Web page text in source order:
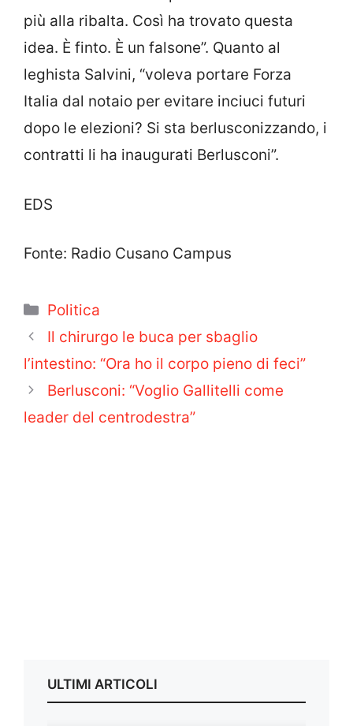
più alla ribalta. Così ha trovato questa
idea. È finto. È un falsone”. Quanto al
leghista Salvini, “voleva portare Forza
Italia dal notaio per evitare inciuci futuri
dopo le elezioni? Si sta berlusconizzando, i
contratti li ha inaugurati Berlusconi”.
EDS
Fonte: Radio Cusano Campus
Categorie
Politica
Il chirurgo le buca per sbaglio
l’intestino: “Ora ho il corpo pieno di feci”
Berlusconi: “Voglio Gallitelli come
leader del centrodestra”
ULTIMI ARTICOLI